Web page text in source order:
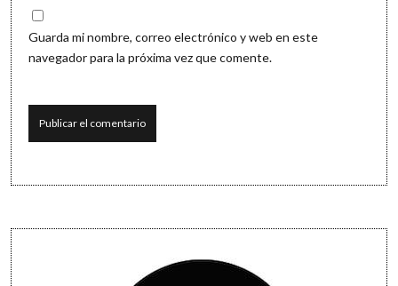
Guarda mi nombre, correo electrónico y web en este
navegador para la próxima vez que comente.
Sidebar